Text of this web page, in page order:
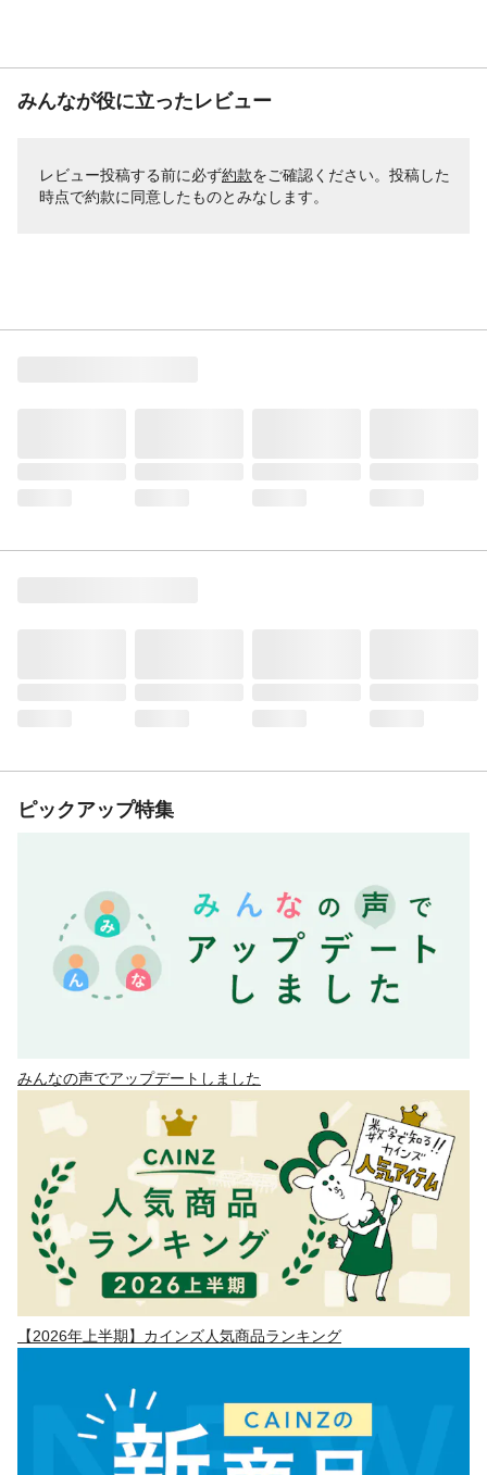
みんなが役に立ったレビュー
レビュー投稿する前に必ず約款をご確認ください。投稿した
時点で約款に同意したものとみなします。
ピックアップ特集
みんなの声でアップデートしました
【2026年上半期】カインズ人気商品ランキング